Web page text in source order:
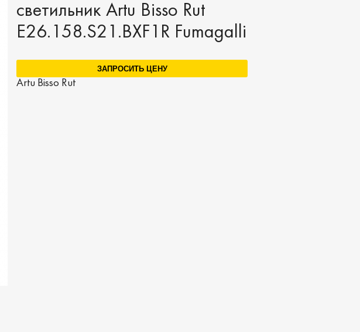
светильник Artu Bisso Rut
E26.158.S21.BXF1R Fumagalli
ЗАПРОСИТЬ ЦЕНУ
Artu Bisso Rut